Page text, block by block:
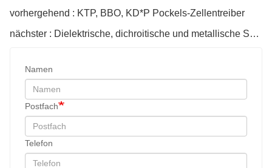
vorhergehend : KTP, BBO, KD*P Pockels-Zellentreiber
nächster : Dielektrische, dichroitische und metallische Spiegel
Namen
Postfach
Telefon